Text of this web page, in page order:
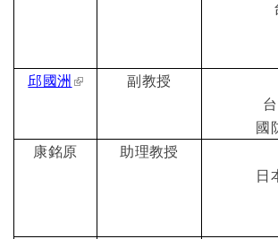
邱國洲 (link is external)
副教授
國
康銘原
助理教授
日